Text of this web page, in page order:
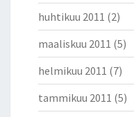
huhtikuu 2011 (2)
maaliskuu 2011 (5)
helmikuu 2011 (7)
tammikuu 2011 (5)